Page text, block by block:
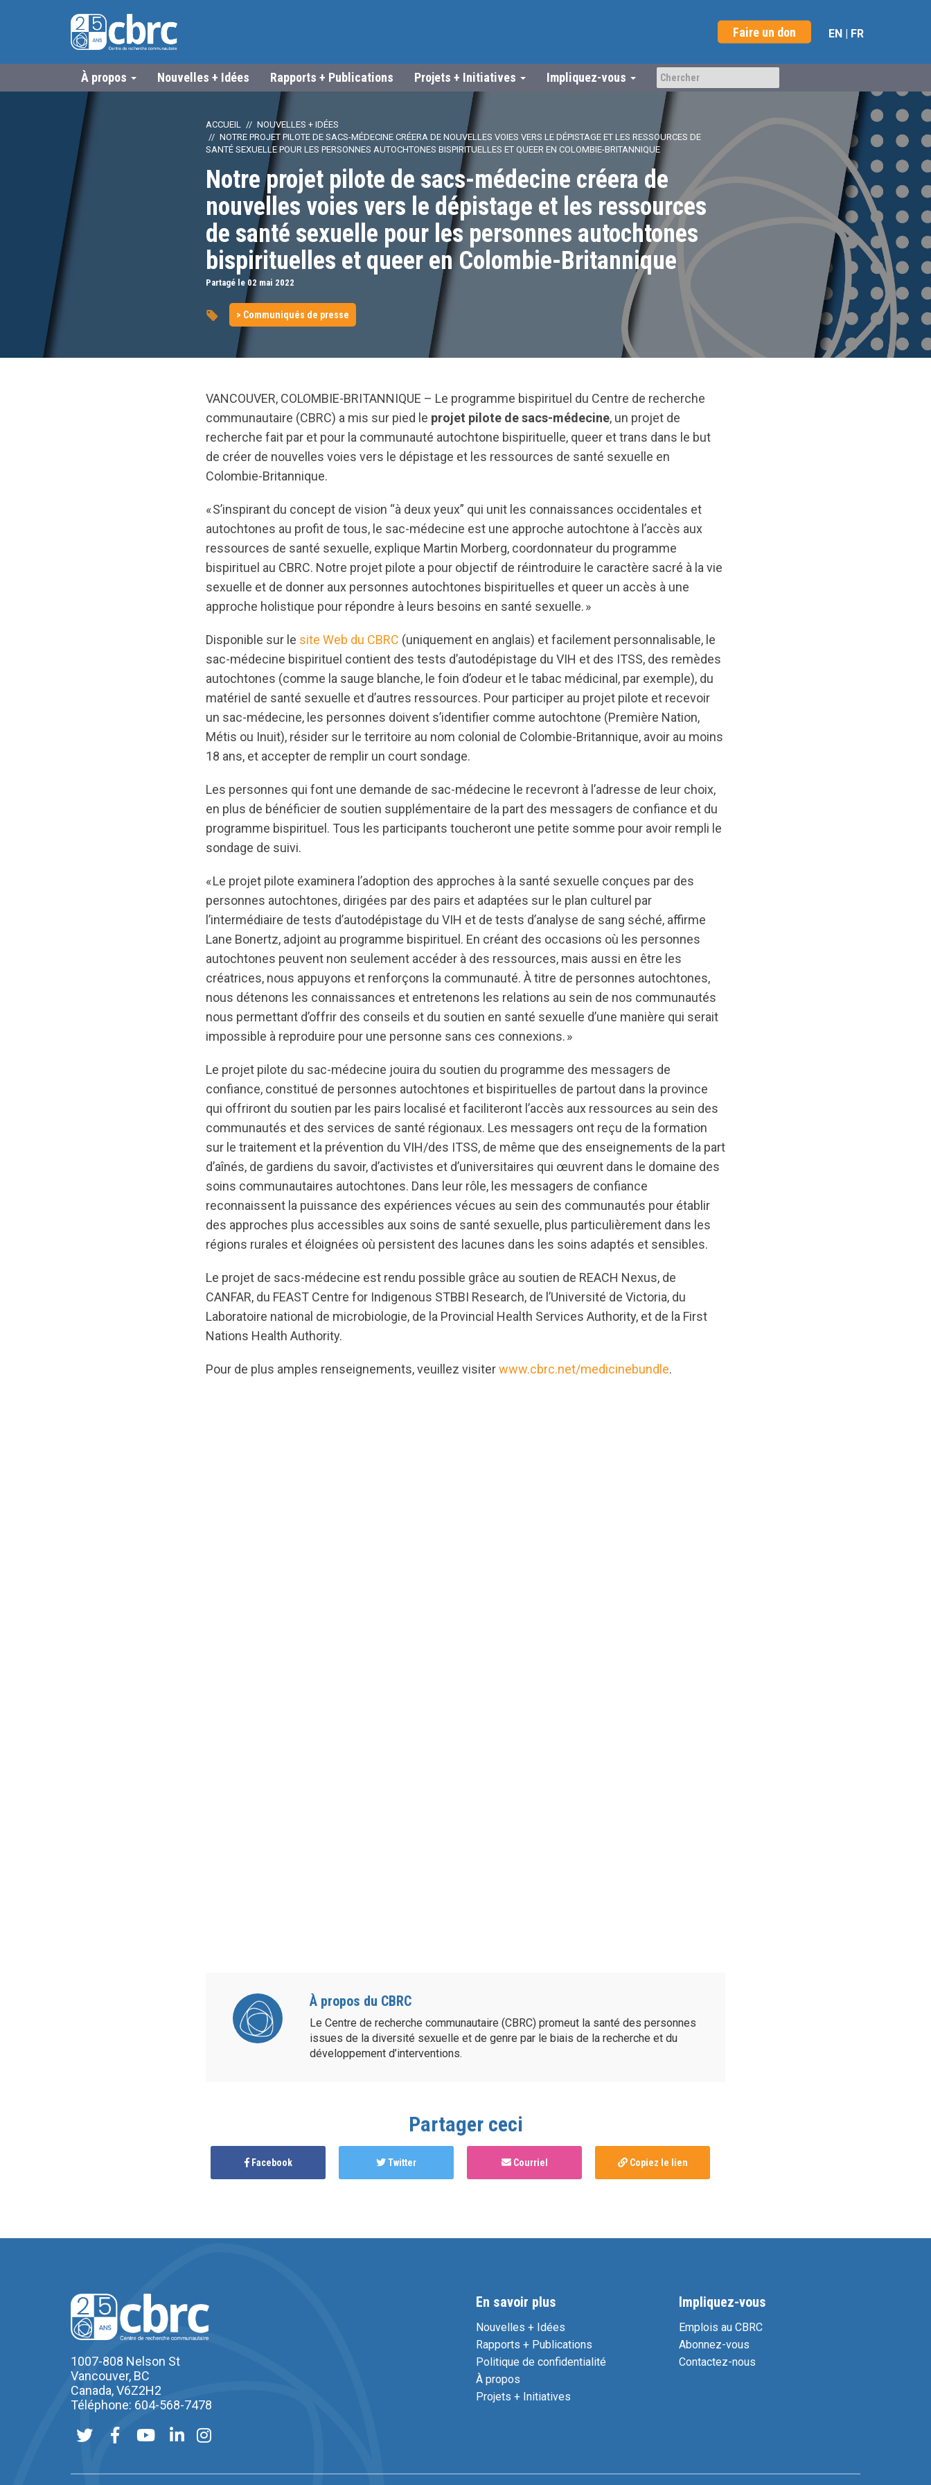
Faire un don EN | FR
À propos Nouvelles + Idées Rapports + Publications Projets + Initiatives Impliquez-vous
ACCUEIL
NOUVELLES + IDÉES
NOTRE PROJET PILOTE DE SACS-MÉDECINE CRÉERA DE NOUVELLES VOIES VERS LE DÉPISTAGE ET LES RESSOURCES DE
SANTÉ SEXUELLE POUR LES PERSONNES AUTOCHTONES BISPIRITUELLES ET QUEER EN COLOMBIE-BRITANNIQUE
Notre projet pilote de sacs-médecine créera de
nouvelles voies vers le dépistage et les ressources
de santé sexuelle pour les personnes autochtones
bispirituelles et queer en Colombie-Britannique
Partagé le 02 mai 2022
> Communiqués de presse
VANCOUVER, COLOMBIE-BRITANNIQUE – Le programme bispirituel du Centre de recherche
communautaire (CBRC) a mis sur pied le projet pilote de sacs-médecine, un projet de
recherche fait par et pour la communauté autochtone bispirituelle, queer et trans dans le but
de créer de nouvelles voies vers le dépistage et les ressources de santé sexuelle en
Colombie-Britannique.
« S’inspirant du concept de vision “à deux yeux” qui unit les connaissances occidentales et
autochtones au profit de tous, le sac-médecine est une approche autochtone à l’accès aux
ressources de santé sexuelle, explique Martin Morberg, coordonnateur du programme
bispirituel au CBRC. Notre projet pilote a pour objectif de réintroduire le caractère sacré à la vie
sexuelle et de donner aux personnes autochtones bispirituelles et queer un accès à une
approche holistique pour répondre à leurs besoins en santé sexuelle. »
Disponible sur le site Web du CBRC (uniquement en anglais) et facilement personnalisable, le
sac-médecine bispirituel contient des tests d’autodépistage du VIH et des ITSS, des remèdes
autochtones (comme la sauge blanche, le foin d’odeur et le tabac médicinal, par exemple), du
matériel de santé sexuelle et d’autres ressources. Pour participer au projet pilote et recevoir
un sac-médecine, les personnes doivent s’identifier comme autochtone (Première Nation,
Métis ou Inuit), résider sur le territoire au nom colonial de Colombie-Britannique, avoir au moins
18 ans, et accepter de remplir un court sondage.
Les personnes qui font une demande de sac-médecine le recevront à l’adresse de leur choix,
en plus de bénéficier de soutien supplémentaire de la part des messagers de confiance et du
programme bispirituel. Tous les participants toucheront une petite somme pour avoir rempli le
sondage de suivi.
« Le projet pilote examinera l’adoption des approches à la santé sexuelle conçues par des
personnes autochtones, dirigées par des pairs et adaptées sur le plan culturel par
l’intermédiaire de tests d’autodépistage du VIH et de tests d’analyse de sang séché, affirme
Lane Bonertz, adjoint au programme bispirituel. En créant des occasions où les personnes
autochtones peuvent non seulement accéder à des ressources, mais aussi en être les
créatrices, nous appuyons et renforçons la communauté. À titre de personnes autochtones,
nous détenons les connaissances et entretenons les relations au sein de nos communautés
nous permettant d’offrir des conseils et du soutien en santé sexuelle d’une manière qui serait
impossible à reproduire pour une personne sans ces connexions. »
Le projet pilote du sac-médecine jouira du soutien du programme des messagers de
confiance, constitué de personnes autochtones et bispirituelles de partout dans la province
qui offriront du soutien par les pairs localisé et faciliteront l’accès aux ressources au sein des
communautés et des services de santé régionaux. Les messagers ont reçu de la formation
sur le traitement et la prévention du VIH/des ITSS, de même que des enseignements de la part
d’aînés, de gardiens du savoir, d’activistes et d’universitaires qui œuvrent dans le domaine des
soins communautaires autochtones. Dans leur rôle, les messagers de confiance
reconnaissent la puissance des expériences vécues au sein des communautés pour établir
des approches plus accessibles aux soins de santé sexuelle, plus particulièrement dans les
régions rurales et éloignées où persistent des lacunes dans les soins adaptés et sensibles.
Le projet de sacs-médecine est rendu possible grâce au soutien de REACH Nexus, de
CANFAR, du FEAST Centre for Indigenous STBBI Research, de l’Université de Victoria, du
Laboratoire national de microbiologie, de la Provincial Health Services Authority, et de la First
Nations Health Authority.
Pour de plus amples renseignements, veuillez visiterwww.cbrc.net/medicinebundle.
À propos du CBRC
Le Centre de recherche communautaire (CBRC) promeut la santé des personnes
issues de la diversité sexuelle et de genre par le biais de la recherche et du
développement d’interventions.
Partager ceci
Facebook Twitter Courriel Copiez le lien
1007-808 Nelson St
Vancouver, BC
Canada, V6Z2H2
Téléphone: 604-568-7478
En savoir plus
Nouvelles + Idées
Rapports + Publications
Politique de confidentialité
À propos
Projets + Initiatives
Impliquez-vous
Emplois au CBRC
Abonnez-vous
Contactez-nous